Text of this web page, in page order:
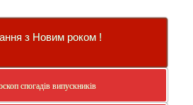
з Новим роком !
спогадів випускників